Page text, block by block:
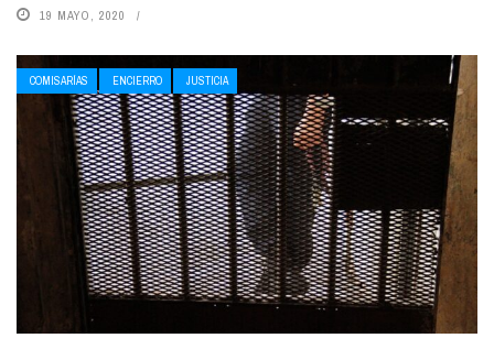
19 MAYO, 2020
COMISARÍAS ENCIERRO JUSTICIA